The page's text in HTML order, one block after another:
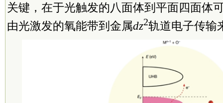
关键，在于光触发的八面体到平面四面体
由光激发的氧能带到金属dz2轨道电子传输